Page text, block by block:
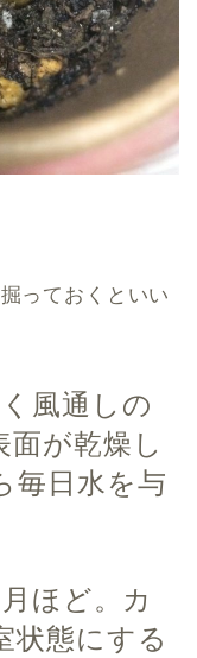
っておくといい
風通しの
面が乾燥し
毎日水を与
ほど。カ
状態にする